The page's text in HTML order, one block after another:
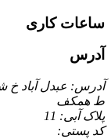
ساعات کاری
آدرس
ط همكف
پلاک آبی: 11
کد پستی: